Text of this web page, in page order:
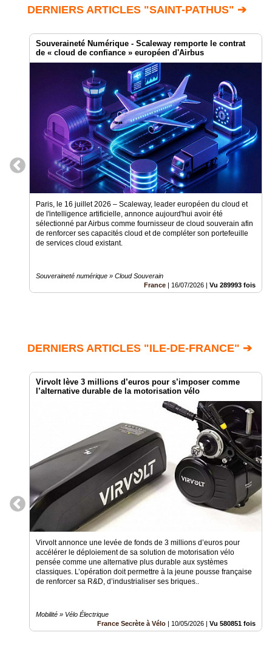
DERNIERS ARTICLES "SAINT-PATHUS" ➔
Souveraineté Numérique - Scaleway remporte le contrat
de « cloud de confiance » européen d'Airbus
Paris, le 16 juillet 2026 – Scaleway, leader européen du cloud et
de l'intelligence artificielle, annonce aujourd'hui avoir été
sélectionné par Airbus comme fournisseur de cloud souverain afin
de renforcer ses capacités cloud et de compléter son portefeuille
de services cloud existant.
Souveraineté numérique » Cloud Souverain
France
16/07/2026 Vu 289993 fois
DERNIERS ARTICLES "ILE-DE-FRANCE" ➔
Virvolt lève 3 millions d’euros pour s’imposer comme
l’alternative durable de la motorisation vélo
Virvolt annonce une levée de fonds de 3 millions d’euros pour
accélérer le déploiement de sa solution de motorisation vélo
pensée comme une alternative plus durable aux systèmes
classiques. L’opération doit permettre à la jeune pousse française
de renforcer sa R&D, d’industrialiser ses briques..
Mobilité » Vélo Électrique
France Secrète à Vélo
10/05/2026 Vu 580851 fois